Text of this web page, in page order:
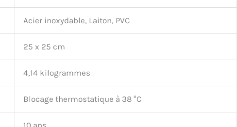
Acier inoxydable, Laiton, PVC
25 x 25 cm
4,14 kilogrammes
Blocage thermostatique à 38 °C